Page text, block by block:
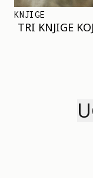
KNJIGE
TRI KNJIGE